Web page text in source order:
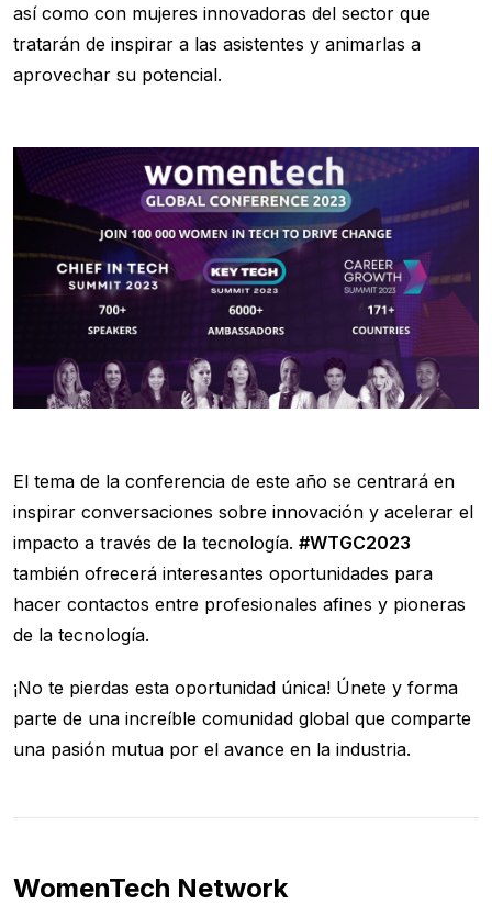
así como con mujeres innovadoras del sector que
tratarán de inspirar a las asistentes y animarlas a
aprovechar su potencial.
El tema de la conferencia de este año se centrará en
inspirar conversaciones sobre innovación y acelerar el
impacto a través de la tecnología. #WTGC2023
también ofrecerá interesantes oportunidades para
hacer contactos entre profesionales afines y pioneras
de la tecnología.
¡No te pierdas esta oportunidad única! Únete y forma
parte de una increíble comunidad global que comparte
una pasión mutua por el avance en la industria.
WomenTech Network